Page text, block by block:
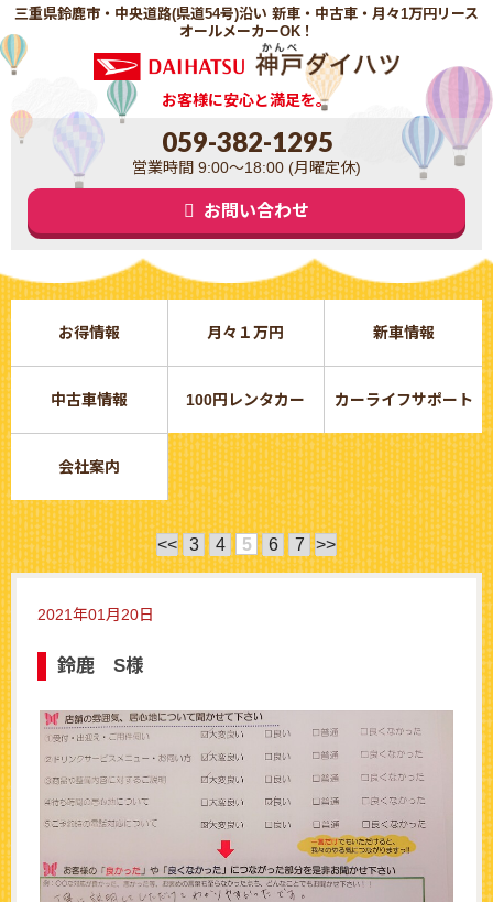
三重県鈴鹿市・中央道路(県道54号)沿い 新車・中古車・月々1万円リース
オールメーカーOK！
お客様に安心と満足を。
059-382-1295
営業時間 9:00～18:00 (月曜定休)
お問い合わせ
お得情報 月々１万円 新車情報
中古車情報 100円レンタカー カーライフサポート
会社案内
<< 3 4 5 6 7 >>
2021年01月20日
鈴鹿 S様